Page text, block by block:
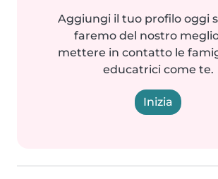
Aggiungi il tuo profilo oggi
faremo del nostro
mettere in contatto le
educatrici come te.
Inizia